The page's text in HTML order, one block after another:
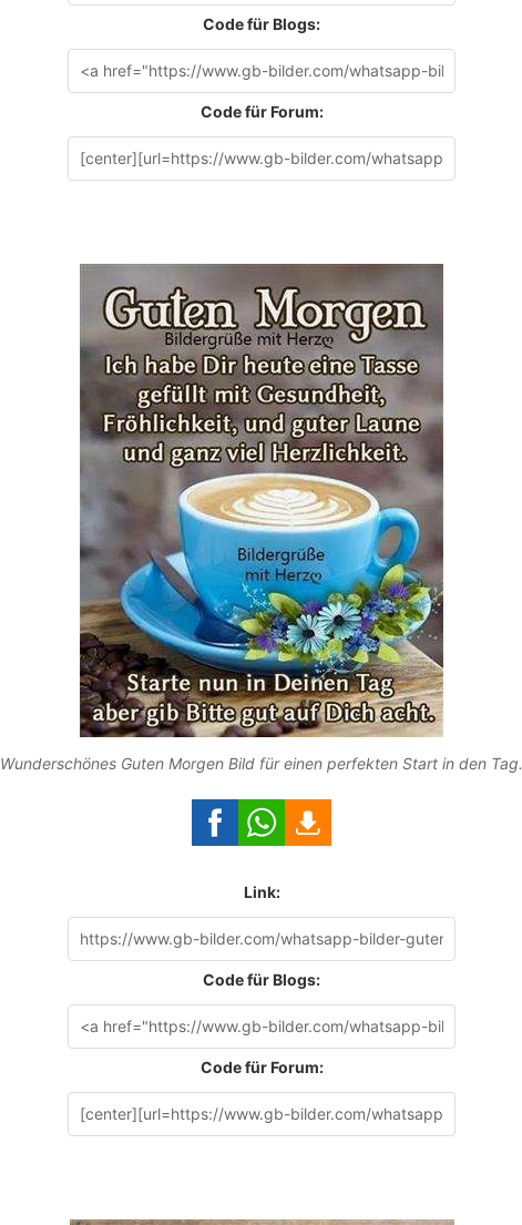
Code für Blogs:
Code für Forum:
Wunderschönes Guten Morgen Bild für einen perfekten Start in den Tag.
Link:
Code für Blogs:
Code für Forum: